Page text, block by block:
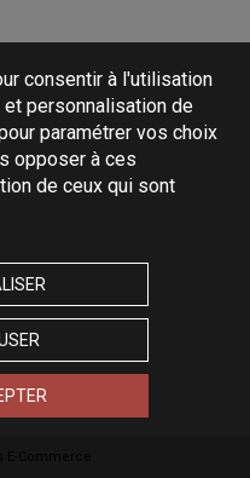
consentir à l'utilisation
personnalisation de
paramétrer vos choix
opposer à ces
de ceux qui sont